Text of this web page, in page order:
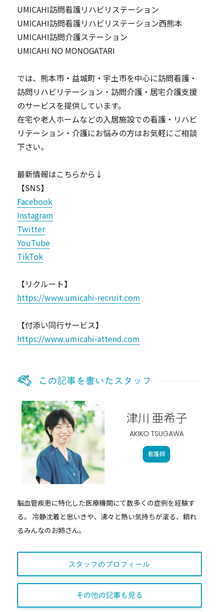
UMICAHI訪問看護リハビリステーション
UMICAHI訪問看護リハビリステーション西熊本
UMICAHI訪問介護ステーション
UMICAHI NO MONOGATARI
では、熊本市・益城町・宇土市を中心に訪問看護・
訪問リハビリテーション・訪問介護・居宅介護支援
のサービスを提供しています。
在宅や老人ホームなどの入居施設での看護・リハビ
リテーション・介護にお悩みの方はお気軽にご相談
下さい。
最新情報はこちらから↓
【SNS】
Facebook
Instagram
Twitter
YouTube
TikTok
【リクルート】
https://www.umicahi-recruit.com
【付添い同行サービス】
https://www.umicahi-attend.com
津川 亜希子
AKIKO TSUGAWA
看護師
脳血管疾患に特化した医療機関にて数多くの症例を経験す
る。 冷静沈着と思いきや、沸々と熱い気持ちが滾る、頼れ
るみんなのお姉さん。